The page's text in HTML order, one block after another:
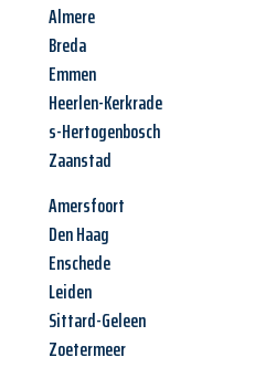
Almere
Breda
Emmen
Heerlen-Kerkrade
s-Hertogenbosch
Zaanstad
Amersfoort
Den Haag
Enschede
Leiden
Sittard-Geleen
Zoetermeer